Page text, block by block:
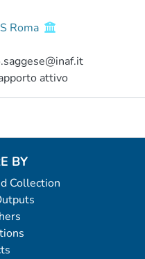
Roma
attivo
BY
Collection